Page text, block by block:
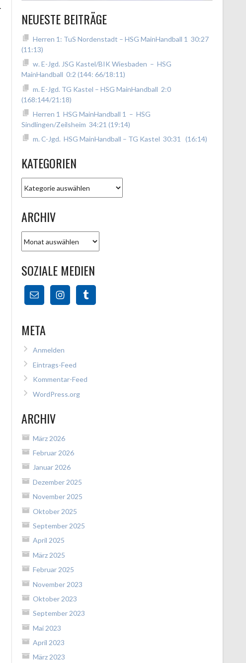
NEUESTE BEITRÄGE
Herren 1: TuS Nordenstadt – HSG MainHandball 1 30:27
(11:13)
w. E-Jgd. JSG Kastel/BIK Wiesbaden – HSG
MainHandball 0:2 (144: 66/18:11)
m. E-Jgd. TG Kastel – HSG MainHandball 2:0
(168:144/21:18)
Herren 1 HSG MainHandball 1 – HSG
Sindlingen/Zeilsheim 34:21 (19:14)
m. C-Jgd. HSG MainHandball – TG Kastel 30:31 (16:14)
KATEGORIEN
ARCHIV
SOZIALE MEDIEN
META
Anmelden
Eintrags-Feed
Kommentar-Feed
WordPress.org
ARCHIV
März 2026
Februar 2026
Januar 2026
Dezember 2025
November 2025
Oktober 2025
September 2025
April 2025
März 2025
Februar 2025
November 2023
Oktober 2023
September 2023
Mai 2023
April 2023
März 2023